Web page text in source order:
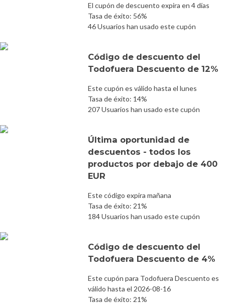
El cupón de descuento expira en 4 días
Tasa de éxito: 56%
46 Usuarios han usado este cupón
Código de descuento del
Todofuera Descuento de 12%
Este cupón es válido hasta el lunes
Tasa de éxito: 14%
207 Usuarios han usado este cupón
Última oportunidad de
descuentos - todos los
productos por debajo de 400
EUR
Este código expira mañana
Tasa de éxito: 21%
184 Usuarios han usado este cupón
Código de descuento del
Todofuera Descuento de 4%
Este cupón para Todofuera Descuento es
válido hasta el 2026-08-16
Tasa de éxito: 21%